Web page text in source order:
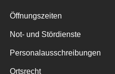
Öffnungszeiten
Not- und Stördienste
Personalausschreibungen
Ortsrecht